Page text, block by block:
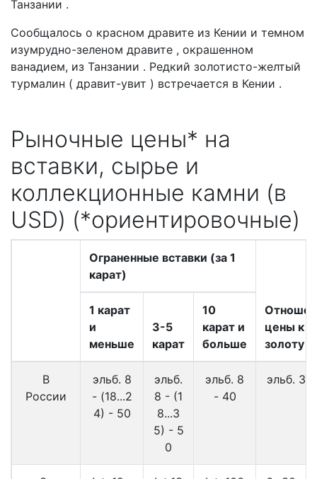
Танзании .
Сообщалось о красном дравите из Кении и темном
изумрудно-зеленом дравите , окрашенном
ванадием, из Танзании . Редкий золотисто-желтый
турмалин ( дравит-увит ) встречается в Кении .
Рыночные цены* на
вставки, сырье и
коллекционные камни (в
USD) (*ориентировочные)
Ограненные вставки (за 1
карат)
цены к
золоту
1 карат
и
меньше
3-5
карат
10
карат и
больше
В
России
эльб. 8
- (18...2
4) - 50
эльб.
8 - (1
8...3
5) - 5
0
эльб. 8
- 40
эльб. 3 -